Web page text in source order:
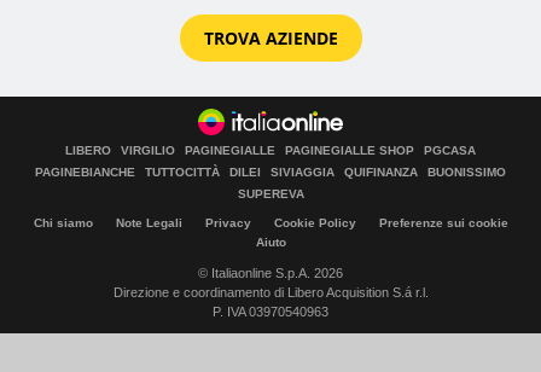
TROVA AZIENDE
LIBERO VIRGILIO PAGINEGIALLE PAGINEGIALLE SHOP
PGCASA
PAGINEBIANCHE
TUTTOCITTÀ DILEI SIVIAGGIA QUIFINANZA
BUONISSIMO
SUPEREVA
Chi siamo Note Legali Privacy Cookie Policy
Preferenze sui cookie
Aiuto
© Italiaonline S.p.A. 2026
Direzione e coordinamento di Libero Acquisition S.á r.l.
P. IVA 03970540963